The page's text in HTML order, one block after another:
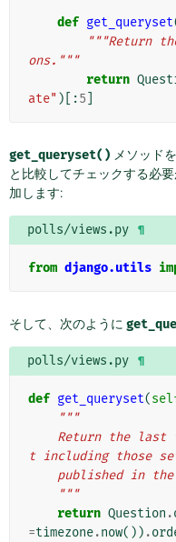
def get_queryset
"""Return
ons."""
return
ate" )[:5
get_queryset() メソッド
と比較してチェックする必
加します:
polls/views.py ¶
from django.utils
そして、次のように
polls/views.py ¶
def get_queryset(
"""
t including those
published in
    """
return Question .
=timezone.now()) .